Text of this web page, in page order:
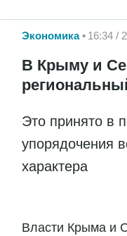
Экономика 16:34 /
В Крыму и
Это принято в
упорядочения
характера
Власти Крыма и